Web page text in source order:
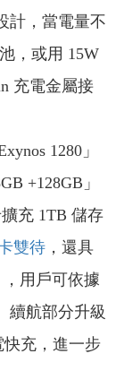
計，當電量不
，或用 15W
充電金屬接
1280」
+128GB」
充 1TB 儲存
雙待 ，還具
用戶可依據
續航部分升級
快充，進一步